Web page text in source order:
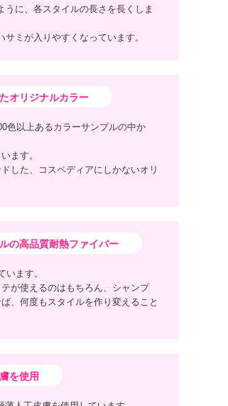
に、各スタイルの長さを長くしま
ミが入りやすくなっています。
オリジナルカラー
色以上あるカラーサンプルの中か
ます。
した、コスペディアにしかないオリ
の高品質耐熱ファイバー
ます。
が使えるのはもちろん、シャンプ
、何度もスタイルを作り変えること
を使用